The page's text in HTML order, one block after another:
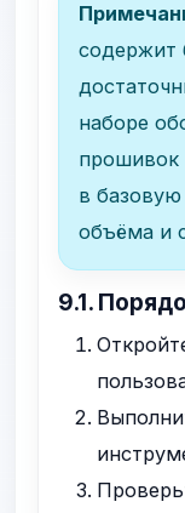
содержит
наборе
прошивок
в базовую
объёма и
9.1.